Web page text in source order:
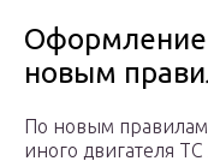
Оформление
новым
По новым правилам
иного двигателя ТС